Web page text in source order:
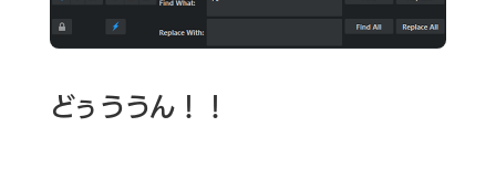
どぅううん！！